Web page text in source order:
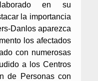
en su
la importancia
Danlos aparezca
los afectados
con numerosas
a los Centros
de Personas con